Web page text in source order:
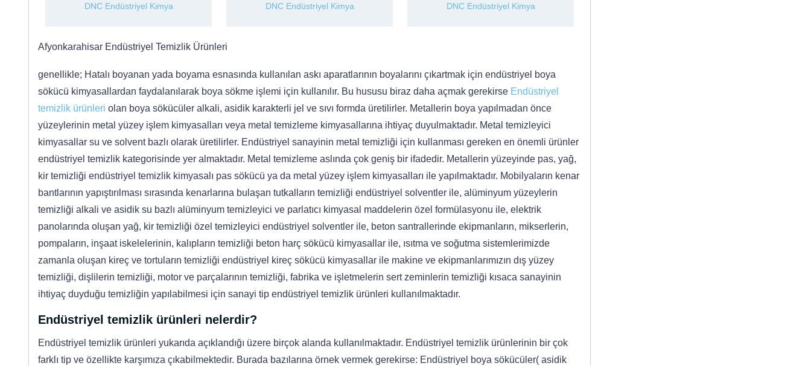
DNC Endüstriyel Kimya DNC Endüstriyel Kimya DNC Endüstriyel Kimya
Afyonkarahisar Endüstriyel Temizlik Ürünleri
genellikle; Hatalı boyanan yada boyama esnasında kullanılan askı aparatlarının boyalarını çıkartmak için endüstriyel boya
sökücü kimyasallardan faydalanılarak boya sökme işlemi için kullanılır. Bu hususu biraz daha açmak gerekirse Endüstriyel
temizlik ürünleri olan boya sökücüler alkali, asidik karakterli jel ve sıvı formda üretilirler. Metallerin boya yapılmadan önce
yüzeylerinin metal yüzey işlem kimyasalları veya metal temizleme kimyasallarına ihtiyaç duyulmaktadır. Metal temizleyici
kimyasallar su ve solvent bazlı olarak üretilirler. Endüstriyel sanayinin metal temizliği için kullanması gereken en önemli ürünler
endüstriyel temizlik kategorisinde yer almaktadır. Metal temizleme aslında çok geniş bir ifadedir. Metallerin yüzeyinde pas, yağ,
kir temizliği endüstriyel temizlik kimyasalı pas sökücü ya da metal yüzey işlem kimyasalları ile yapılmaktadır. Mobilyaların kenar
bantlarının yapıştırılması sırasında kenarlarına bulaşan tutkalların temizliği endüstriyel solventler ile, alüminyum yüzeylerin
temizliği alkali ve asidik su bazlı alüminyum temizleyici ve parlatıcı kimyasal maddelerin özel formülasyonu ile, elektrik
panolarında oluşan yağ, kir temizliği özel temizleyici endüstriyel solventler ile, beton santrallerinde ekipmanların, mikserlerin,
pompaların, inşaat iskelelerinin, kalıpların temizliği beton harç sökücü kimyasallar ile, ısıtma ve soğutma sistemlerimizde
zamanla oluşan kireç ve tortuların temizliği endüstriyel kireç sökücü kimyasallar ile makine ve ekipmanlarımızın dış yüzey
temizliği, dişlilerin temizliği, motor ve parçalarının temizliği, fabrika ve işletmelerin sert zeminlerin temizliği kısaca sanayinin
ihtiyaç duyduğu temizliğin yapılabilmesi için sanayi tip endüstriyel temizlik ürünleri kullanılmaktadır.
Endüstriyel temizlik ürünleri nelerdir?
Endüstriyel temizlik ürünleri yukarıda açıklandığı üzere birçok alanda kullanılmaktadır. Endüstriyel temizlik ürünlerinin bir çok
farklı tip ve özellikte karşımıza çıkabilmektedir. Burada bazılarına örnek vermek gerekirse: Endüstriyel boya sökücüler( asidik